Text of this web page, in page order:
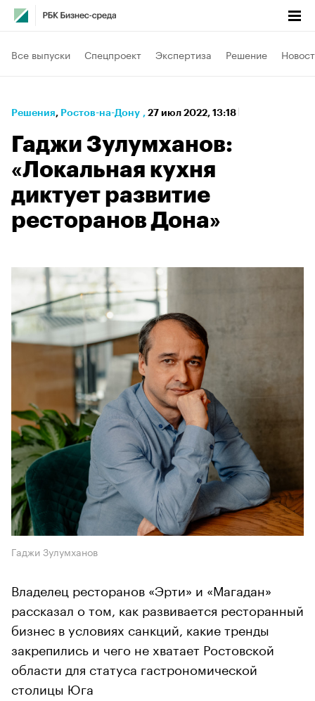
Все выпуски Спецпроект Экспертиза Решение
Решения⁠, Ростов-на-Дону , 27 июл 2022, 13:18
Гаджи Зулумханов:
«Локальная кухня
диктует развитие
ресторанов Дона»
Гаджи Зулумханов
Владелец ресторанов «Эрти» и «Магадан»
рассказал о том, как развивается ресторанный
бизнес в условиях санкций, какие тренды
закрепились и чего не хватает Ростовской
области для статуса гастрономической
столицы Юга